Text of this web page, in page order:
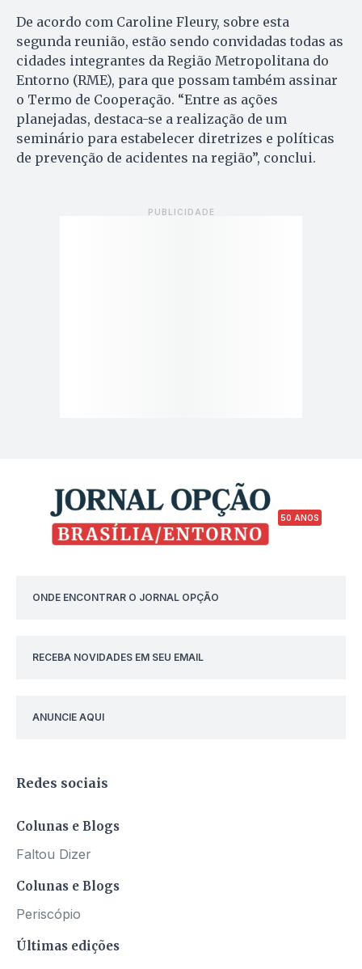
De acordo com Caroline Fleury, sobre esta
segunda reunião, estão sendo convidadas todas as
cidades integrantes da Região Metropolitana do
Entorno (RME), para que possam também assinar
o Termo de Cooperação. “Entre as ações
planejadas, destaca-se a realização de um
seminário para estabelecer diretrizes e políticas
de prevenção de acidentes na região”, conclui.
50 ANOS
ONDE ENCONTRAR O JORNAL OPÇÃO
RECEBA NOVIDADES EM SEU EMAIL
ANUNCIE AQUI
Redes sociais
Colunas e Blogs
Faltou Dizer
Colunas e Blogs
Periscópio
Últimas edições